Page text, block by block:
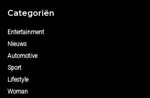
Categoriën
Entertainment
Nieuws
Automotive
Sport
Lifestyle
Woman